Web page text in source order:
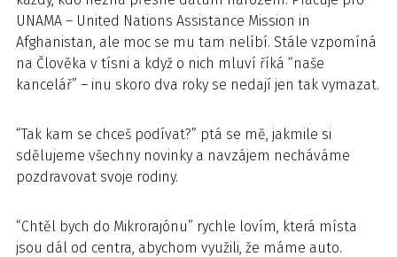
UNAMA – United Nations Assistance Mission in
Afghanistan, ale moc se mu tam nelíbí. Stále vzpomíná
na Člověka v tísni a když o nich mluví říká “naše
kancelář” – inu skoro dva roky se nedají jen tak vymazat.
“Tak kam se chceš podívat?” ptá se mě, jakmile si
sdělujeme všechny novinky a navzájem necháváme
pozdravovat svoje rodiny.
“Chtěl bych do Mikrorajónu” rychle lovím, která místa
jsou dál od centra, abychom využili, že máme auto.